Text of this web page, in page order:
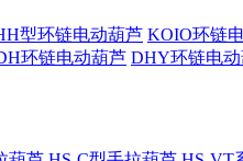
型环链电动葫芦 KOIO环链
环链电动葫芦 DHY环链电